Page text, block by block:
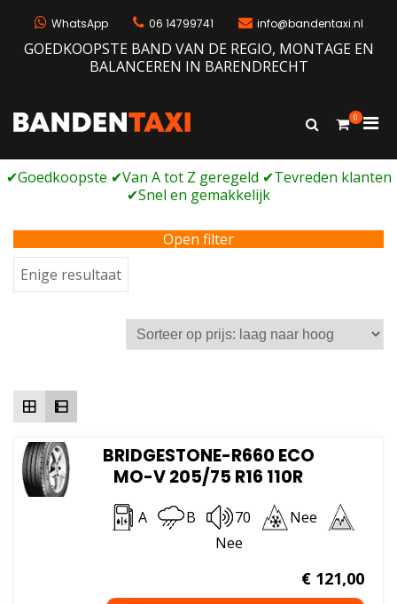
WhatsApp 06 14799741 info@bandentaxi.nl
GOEDKOOPSTE BAND VAN DE REGIO, MONTAGE EN
BALANCEREN IN BARENDRECHT
Bandengarage met eigen webshop
Toon
0
voor
Open filter
Enige resultaat
BRIDGESTONE-R660 ECO
MO-V 205/75 R16 110R
A B 70
Nee
Nee
€121,00